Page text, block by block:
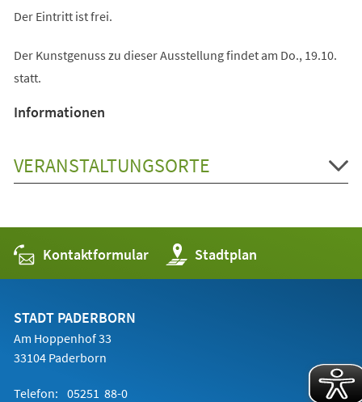
Der Eintritt ist frei.
Der Kunstgenuss zu dieser Ausstellung findet am Do., 19.10.
statt.
Informationen
VERANSTALTUNGSORTE
Kontaktformular Stadtplan
(Öffnet
in
einem
STADT PADERBORN
Am Hoppenhof 33
33104 Paderborn
Telefon: 05251 88-0